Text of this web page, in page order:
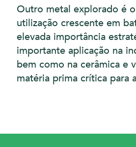
Outro metal explorado é
utilização crescente em
elevada importância
importante aplicação na
bem como na cerâmica e
matéria prima crítica para